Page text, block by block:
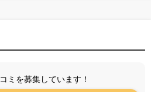
ミを募集しています！